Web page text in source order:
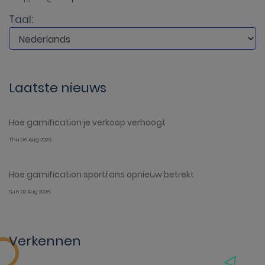
Taal:
Laatste nieuws
Hoe gamification je verkoop verhoogt
Thu 06 Aug 2026
Hoe gamification sportfans opnieuw betrekt
Sun 02 Aug 2026
Verkennen